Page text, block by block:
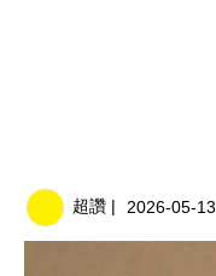
超讚 | 2026-05-13